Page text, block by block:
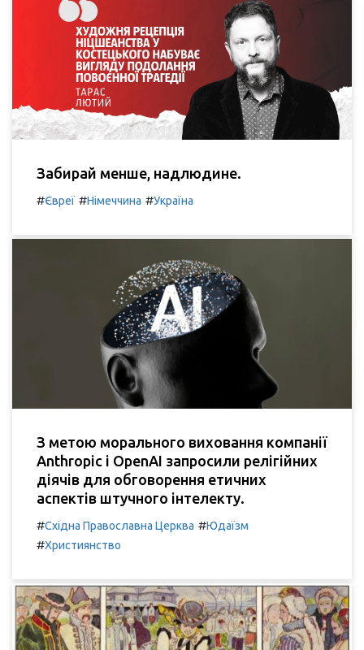
Забирай менше, надлюдине.
#Євреї #Німеччина #Україна
З метою морального виховання компанії
Anthropic і OpenAI запросили релігійних
діячів для обговорення етичних
аспектів штучного інтелекту.
#Східна Православна Церква #Юдаїзм
#Християнство